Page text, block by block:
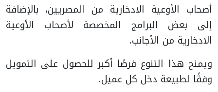
أصحاب الأوعية الادخارية من المصريين، بالإضافة
إلى بعض البرامج المخصصة لأصحاب الأوعية
الادخارية من الأجانب.
ويمنح هذا التنوع فرصًا أكبر للحصول على التمويل
وفقًا لطبيعة دخل كل عميل.